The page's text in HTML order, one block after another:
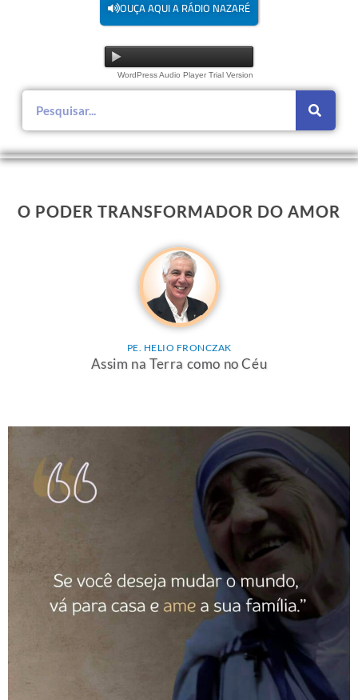
OUÇA AQUI A RÁDIO NAZARÉ
WordPress Audio Player Trial Version
O PODER TRANSFORMADOR DO AMOR
PE. HELIO FRONCZAK
Assim na Terra como no Céu